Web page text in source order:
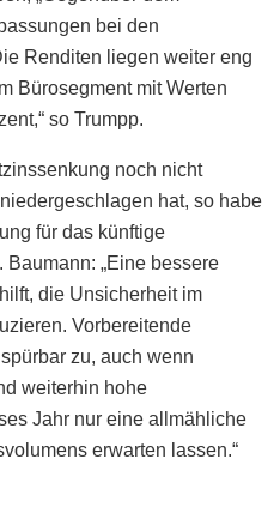
bei den
Renditen liegen weiter eng
Bürosegment mit Werten
so Trumpp.
noch nicht
hat, so habe
für das künftige
„Eine bessere
die Unsicherheit im
Vorbereitende
zu, auch wenn
weiterhin hohe
Jahr nur eine allmähliche
erwarten lassen.“